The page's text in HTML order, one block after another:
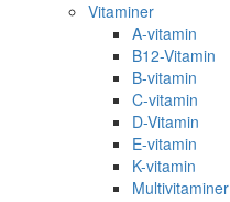
Vitaminer
A-vitamin
B12-Vitamin
B-vitamin
C-vitamin
D-Vitamin
E-vitamin
K-vitamin
Multivitaminer